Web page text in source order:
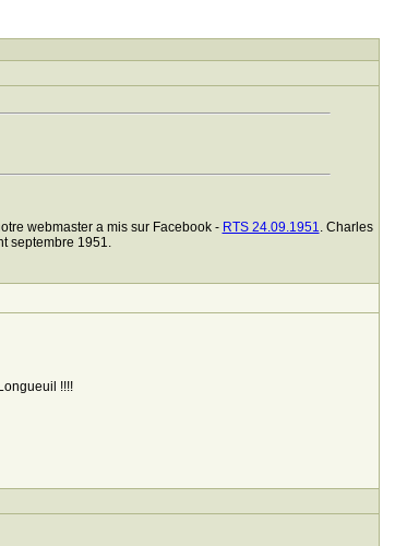
webmaster a mis sur Facebook - RTS 24.09.1951. Charles
septembre 1951.
!!!!